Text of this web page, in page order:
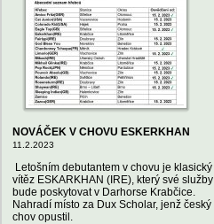
NOVÁČEK V CHOVU ESKERKHAN
11.2.2023
Letošním debutantem v chovu je klasický
vítěz ESKARKHAN (IRE), který své služby
bude poskytovat v Darhorse Krabčice.
Nahradí místo za Dux Scholar, jenž český
chov opustil.